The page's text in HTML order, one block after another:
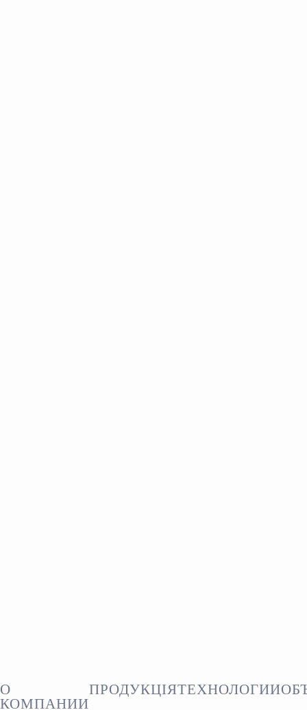
О
КОМПАНИИ
ПРОДУКЦІЯТЕХНОЛОГИИ